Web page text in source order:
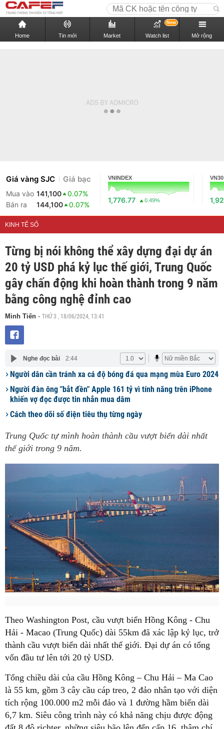
Home Tin mới Market Watch list
New
Mở rộng
Giá vàng SJC Giá bạc
Mua vào 141,100
0.07%
Bán ra
144,100 0.07%
VNINDEX
1,776.77 0.49%
VN30
KINH TẾ SỐ
Từng bị nói không thể xây dựng đại dự án
20 tỷ USD phá kỷ lục thế giới, Trung Quốc
gây chấn động khi hoàn thành trong 9 năm
bằng công nghệ đỉnh cao
Minh Tiến - THỨ 3 , 18/06/2024, 13:41
Nghe đọc bài 2:44
Người dân cần tránh xa cá độ bóng đá qua mạng mùa Euro 2024
Người đàn ông "bắt đền" Apple 161 tỷ vì tính năng trên iPhone
khiến vợ đọc được tin nhắn mua dâm
Cách theo dõi số điện tiêu thụ từng ngày
Trung Quốc tự mình hoàn thành cầu vượt biển dài nhất
thế giới trong 9 năm.
Theo Washington Post, cầu vượt biển Hồng Kông - Chu
Hải - Macao (Trung Quốc) dài 55km đã xác lập kỷ lục, trở
thành cầu vượt biển dài nhất thế giới. Đại dự án có tổng
vốn đầu tư lên tới 20 tỷ USD.
Tổng chiều dài của cầu Hồng Kông – Chu Hải – Ma Cao
là 55 km, gồm 3 cây cầu cáp treo, 2 đảo nhân tạo với diện
tích rộng 100.000 m2 mỗi đảo và 1 đường hầm biển dài
6,7 km. Siêu công trình này có khả năng chịu được động